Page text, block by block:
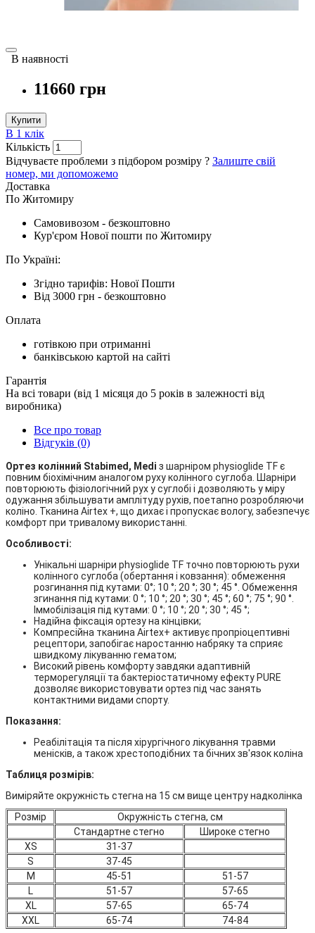
В наявності
11660 грн
Купити
В 1 клік
Кількість
Відчуваєте проблеми з підбором розміру ? Залиште свій
номер, ми допоможемо
Доставка
По Житомиру
Cамовивозом - безкоштовно
Кур'єром Нової пошти по Житомиру
По Україні:
Згідно тарифів: Нової Пошти
Від 3000 грн - безкоштовно
Оплата
готівкою при отриманні
банківською картой на сайті
Гарантія
На всі товари (від 1 місяця до 5 років в залежності від
виробника)
Все про товар
Відгуків (0)
Ортез колінний Stabimed, Medi з шарніром physioglide TF є
повним біохімічним аналогом руху колінного суглоба. Шарніри
повторюють фізіологічний рух у суглобі і дозволяють у міру
одужання збільшувати амплітуду рухів, поетапно розробляючи
коліно. Тканина Airtex +, що дихає і пропускає вологу, забезпечує
комфорт при тривалому використанні.
Особливості:
Унікальні шарніри physioglide TF точно повторюють рухи
колінного суглоба (обертання і ковзання): обмеження
розгинання під кутами: 0°; 10 °; 20 °; 30 °; 45 °. Обмеження
згинання під кутами: 0 °; 10 °; 20 °; 30 °; 45 °; 60 °; 75 °; 90 °.
Іммобілізація під кутами: 0 °; 10 °; 20 °; 30 °; 45 °;
Надійна фіксація ортезу на кінцівки;
Компресійна тканина Airtex+ активує пропріоцептивні
рецептори, запобігає наростанню набряку та сприяє
швидкому лікуванню гематом;
Високий рівень комфорту завдяки адаптивній
терморегуляції та бактеріостатичному ефекту PURE
дозволяє використовувати ортез під час занять
контактними видами спорту.
Показання:
Реабілітація та після хірургічного лікування травми
менісків, а також хрестоподібних та бічних зв'язок коліна
Таблиця розмірів:
Виміряйте окружність стегна на 15 см вище центру надколінка
Розмір
Окружність стегна, см
Стандартне стегно
Широке стегно
XS
31-37
S
37-45
M
45-51
51-57
L
51-57
57-65
XL
57-65
65-74
XXL
65-74 74-84